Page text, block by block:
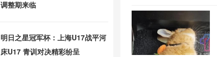
调整期来临
明日之星冠军杯：上海U17战平河
床U17 青训对决精彩纷呈